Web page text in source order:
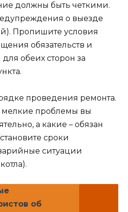
должны быть четкими.
о выезде
Пропишите условия
обязательств и
обеих сторон за
проведения ремонта.
проблемы вы
а какие – обязан
сроки
ситуации
об